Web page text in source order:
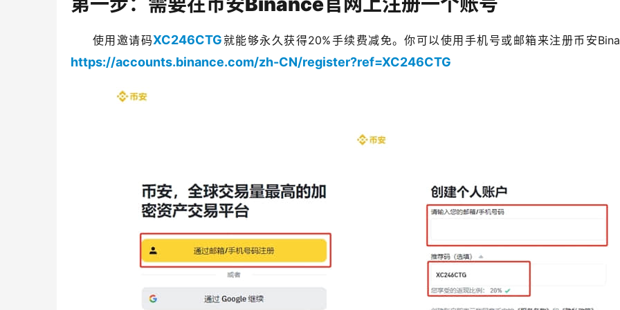
使用邀请码XC246CTG就能够永久获得20%手续费减免。你可以使用手机号或邮箱来注册币安
https://accounts.binance.com/zh-CN/register?ref=XC246CTG